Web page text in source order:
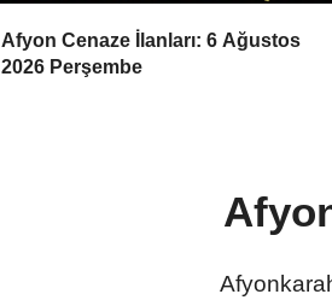
Afyon Cenaze İlanları: 6 Ağustos
2026 Perşembe